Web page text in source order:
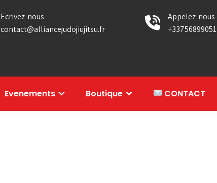
Ecrivez-nous
contact@alliancejudojiujitsu.fr
Appelez-nous
+33756899051
Evenements Boutique CONTACT